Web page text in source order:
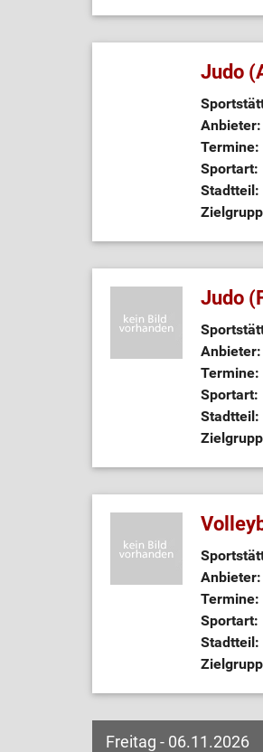
Judo
Anbieter:
Termine:
Sportart:
Stadtteil:
Judo
Anbieter:
Termine:
Sportart:
Stadtteil:
Anbieter:
Termine:
Sportart:
Stadtteil:
Freitag - 06.11.2026